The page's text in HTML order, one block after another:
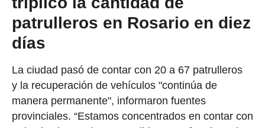
patrulleros en Rosario en diez
días
La ciudad pasó de contar con 20 a 67 patrulleros
y la recuperación de vehículos "continúa de
manera permanente", informaron fuentes
provinciales. “Estamos concentrados en contar con